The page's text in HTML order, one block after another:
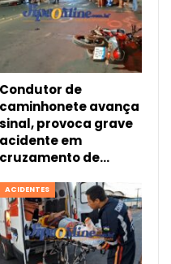
Condutor de
caminhonete avança
sinal, provoca grave
acidente em
cruzamento de…
ACIDENTES